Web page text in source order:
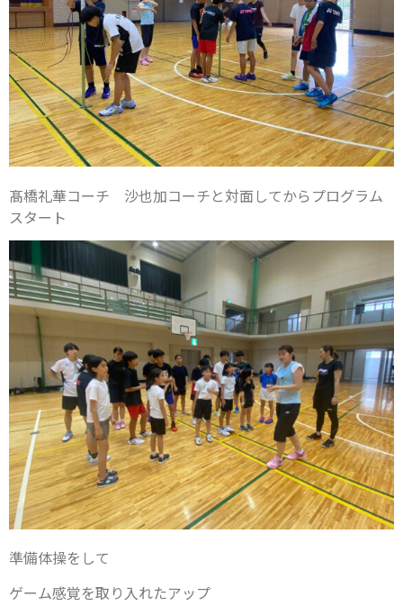
髙橋礼華コーチ 沙也加コーチと対面してからプログラム
スタート
準備体操をして
ゲーム感覚を取り入れたアップ